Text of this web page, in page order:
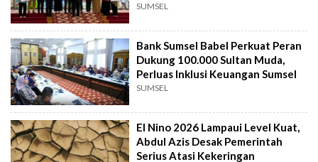
SUMSEL
Bank Sumsel Babel Perkuat Peran
Dukung 100.000 Sultan Muda,
Perluas Inklusi Keuangan Sumsel
SUMSEL
El Nino 2026 Lampaui Level Kuat,
Abdul Azis Desak Pemerintah
Serius Atasi Kekeringan